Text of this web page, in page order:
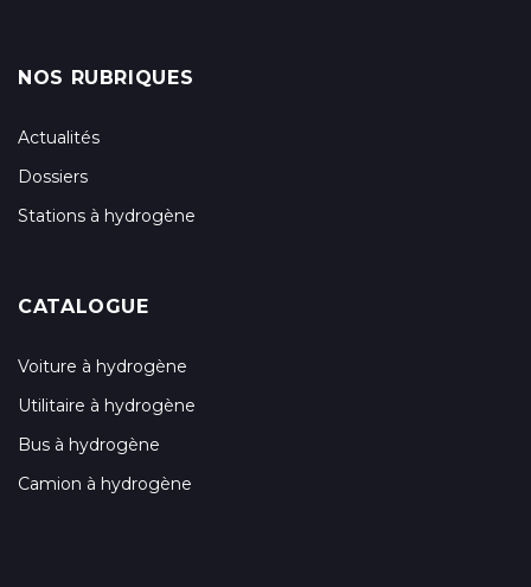
NOS RUBRIQUES
Actualités
Dossiers
Stations à hydrogène
CATALOGUE
Voiture à hydrogène
Utilitaire à hydrogène
Bus à hydrogène
Camion à hydrogène